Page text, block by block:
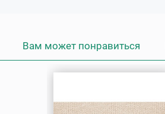
Вам может понравиться